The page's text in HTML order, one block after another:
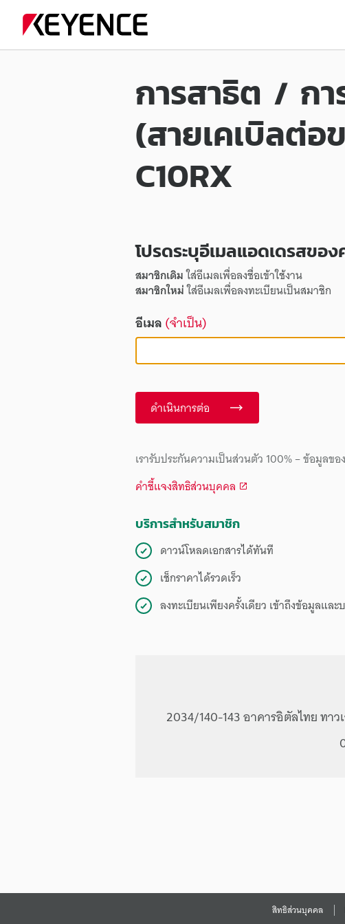
การสาธิต / ก
(สายเคเบิลต่
C10RX
โปรดระบุอีเมลแอดเดรสขอ
สมาชิกเดิมใส่อีเมลเพื่อลงชื่อเข้าใช้งาน
สมาชิกใหม่ใส่อีเมลเพื่อลงทะเบียนเป็นสมาชิก
อีเมล(จำเป็น)
ดำเนินการต่อ
เรารับประกันความเป็นส่วนตัว 100% – ข้อมูลข
คำชี้แจงสิทธิส่วนบุคคล
บริการสำหรับสมาชิก
ดาวน์โหลดเอกสารได้ทันที
เช็กราคาได้รวดเร็ว
ลงทะเบียนเพียงครั้งเดียว เข้าถึงข้อมูลแล
2034/140-143 อาคารอิตัลไทย ทาว
สิทธิส่วนบุคคล